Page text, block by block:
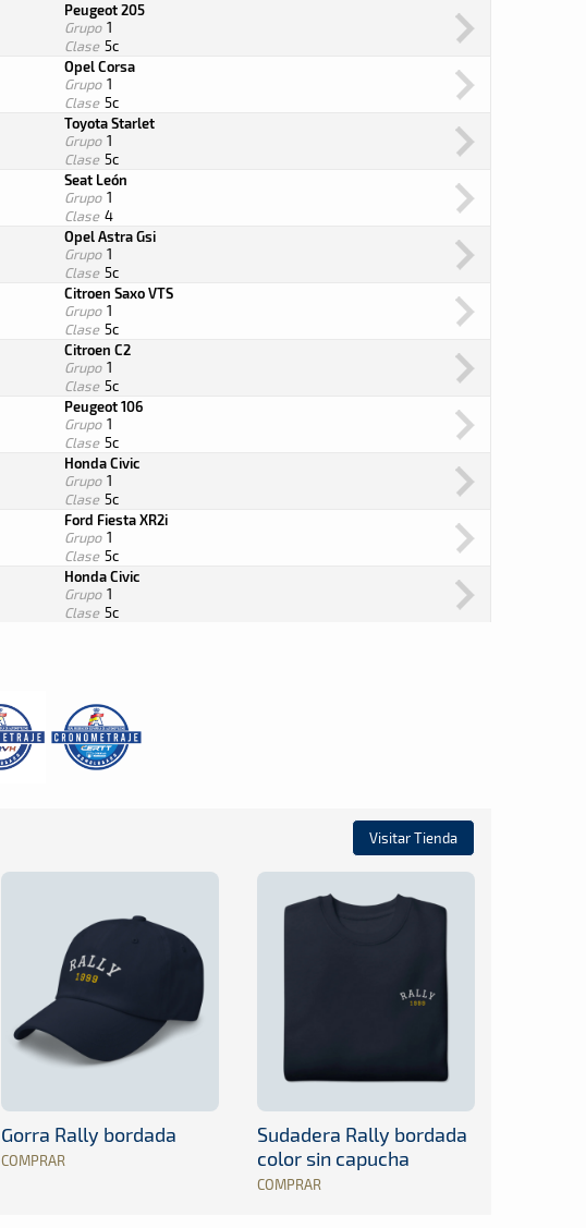
Peugeot 205
Grupo 1
Clase 5c
Opel Corsa
Grupo 1
Clase 5c
Toyota Starlet
Grupo 1
Clase 5c
Seat León
Grupo 1
Clase 4
Opel Astra Gsi
Grupo 1
Clase 5c
Citroen Saxo VTS
Grupo 1
Clase 5c
Citroen C2
Grupo 1
Clase 5c
Peugeot 106
Grupo 1
Clase 5c
Honda Civic
Grupo 1
Clase 5c
Ford Fiesta XR2i
Grupo 1
Clase 5c
Honda Civic
Grupo 1
Clase 5c
Visitar Tienda
Gorra Rally bordada
COMPRAR
Sudadera Rally bordada
color sin capucha
COMPRAR